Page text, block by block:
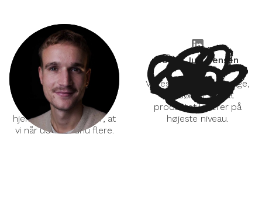
Oskar D. Hansen
CEO & medstifter
+45 30 24 83 13
oskar@climaider.com
Vores kommercielle
hjerne, der sørger for, at
vi når ud til endnu flere.
Johan Juul Jensen
CPO
Vores produktansvarlige,
der sørger for, at
produktet leverer på
højeste niveau.